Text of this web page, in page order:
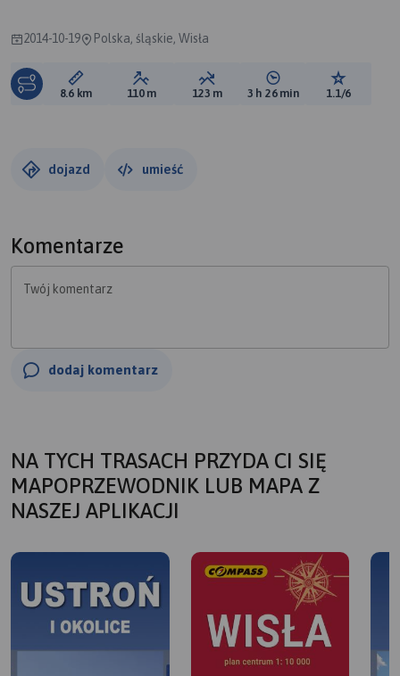
2014-10-19 Polska, śląskie, Wisła
Długość trasy:
8.6 km Suma przewyższeń:
110 m Suma spadków:
123 m Średni czas potrzebny
3 h 26 min Ocena
1.1/6
dojazd umieść
Komentarze
Twój komentarz
dodaj komentarz
NA TYCH TRASACH PRZYDA CI SIĘ
MAPOPRZEWODNIK LUB MAPA Z
NASZEJ APLIKACJI